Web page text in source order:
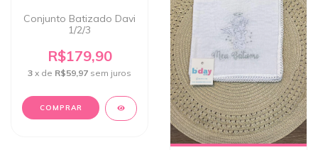
Conjunto Batizado Davi
1/2/3
R$179,90
3 x de R$59,97 sem juros
COMPRAR